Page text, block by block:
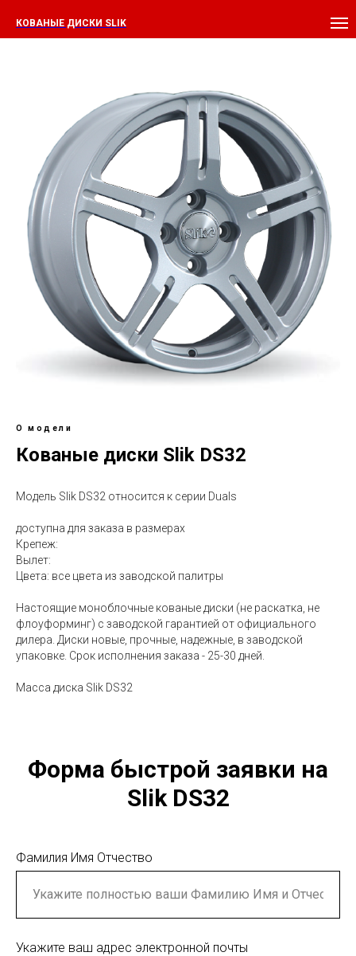
КОВАНЫЕ ДИСКИ SLIK
О модели
Кованые диски Slik DS32
Модель Slik DS32 относится к серии Duals
доступна для заказа в размерах
Крепеж:
Вылет:
Цвета: все цвета из заводской палитры
Настоящие моноблочные кованые диски (не раскатка, не
флоуформинг) с заводской гарантией от официального
дилера. Диски новые, прочные, надежные, в заводской
упаковке. Срок исполнения заказа - 25-30 дней.
Масса диска Slik DS32
Форма быстрой заявки на
Slik DS32
Фамилия Имя Отчество
Укажите ваш адрес электронной почты